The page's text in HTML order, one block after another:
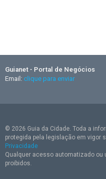
Guianet - Portal de Negócios
Email: clique para enviar
© 2026 Guia da Cidade. Toda a
protegida pela legislação em vigor
Privacidade
Qualquer acesso automatizado
proibidos.